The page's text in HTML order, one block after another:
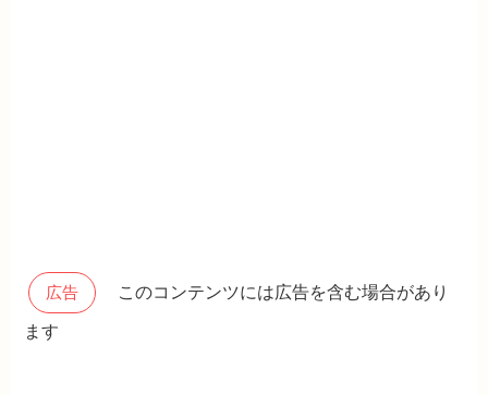
広告 このコンテンツには広告を含む場合があり
ます